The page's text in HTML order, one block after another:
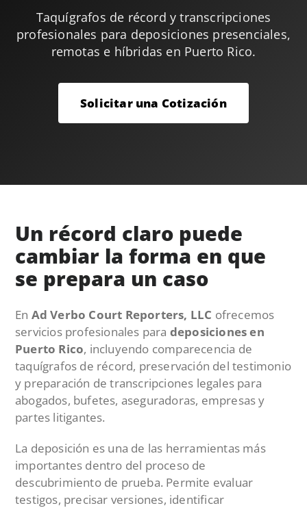
Taquígrafos de récord y transcripciones
profesionales para deposiciones presenciales,
remotas e híbridas en Puerto Rico.
Solicitar una Cotización
Un récord claro puede
cambiar la forma en que
se prepara un caso
En Ad Verbo Court Reporters, LLC ofrecemos
servicios profesionales para deposiciones en
Puerto Rico, incluyendo comparecencia de
taquígrafos de récord, preservación del testimonio
y preparación de transcripciones legales para
abogados, bufetes, aseguradoras, empresas y
partes litigantes.
La deposición es una de las herramientas más
importantes dentro del proceso de
descubrimiento de prueba. Permite evaluar
testigos, precisar versiones, identificar